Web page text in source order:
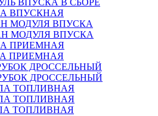
ВПУСКА В СБОРЕ
ВПУСКНАЯ
МОДУЛЯ ВПУСКА
МОДУЛЯ ВПУСКА
ПРИЕМНАЯ
ПРИЕМНАЯ
ДРОССЕЛЬНЫЙ
ДРОССЕЛЬНЫЙ
ТОПЛИВНАЯ
ТОПЛИВНАЯ
ТОПЛИВНАЯ